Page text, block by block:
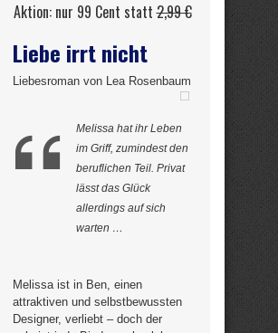
Aktion: nur 99 Cent statt2,99 €
Liebe irrt nicht
Liebesroman von Lea Rosenbaum
Melissa hat ihr Leben
im Griff, zumindest den
beruflichen Teil. Privat
lässt das Glück
allerdings auf sich
warten …
Melissa ist in Ben, einen
attraktiven und selbstbewussten
Designer, verliebt – doch der